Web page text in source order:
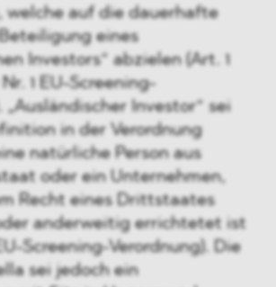
welche auf die dauerhafte
eines
Investors“ abzielen (Art. 1
1 EU-Screening-
„Ausländischer Investor“ sei
in der Verordnung
natürliche Person aus
oder ein Unternehmen,
Recht eines Drittstaates
anderweitig errichtetet ist
Screening-Verordnung). Die
sei jedoch ein